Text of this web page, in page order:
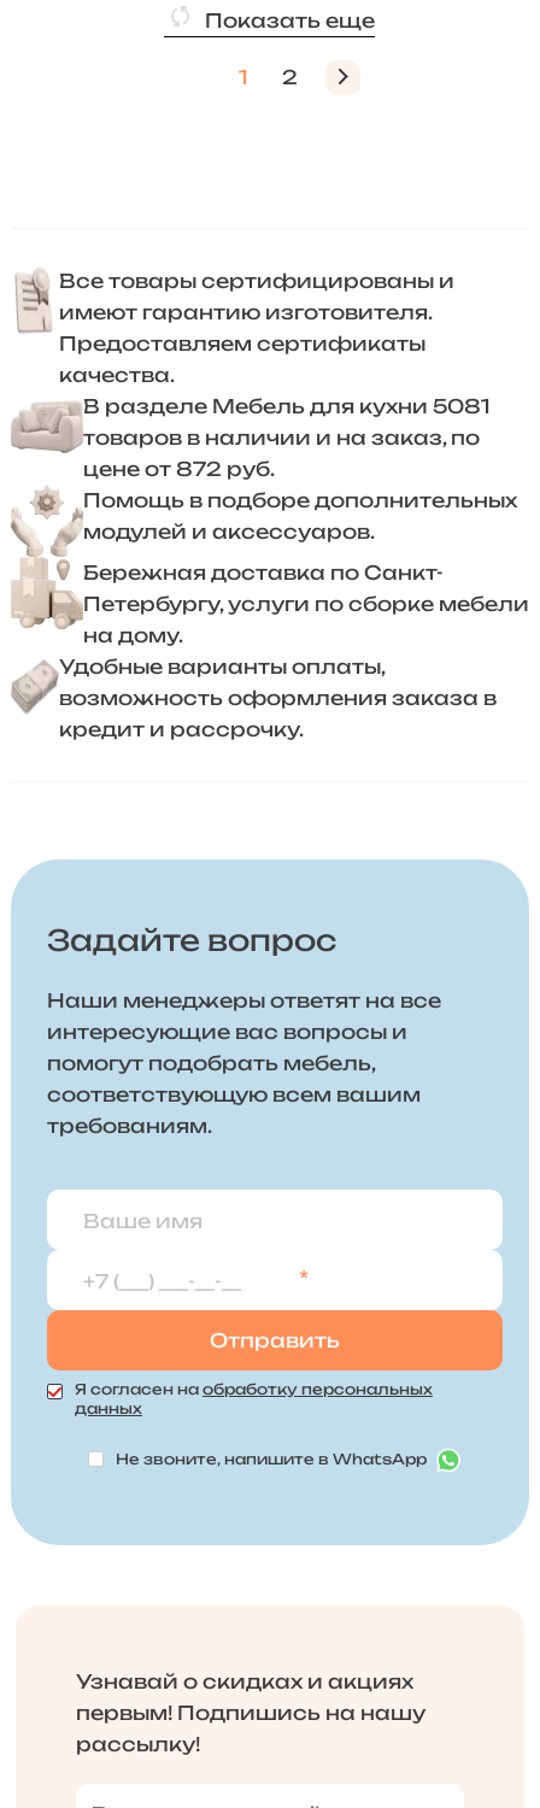
Показать еще
1 2
Все товары сертифицированы и
имеют гарантию изготовителя.
Предоставляем сертификаты
качества.
В разделе Мебель для кухни 5081
товаров в наличии и на заказ, по
цене от 872 руб.
Помощь в подборе дополнительных
модулей и аксессуаров.
Бережная доставка по Санкт-
Петербургу, услуги по сборке мебели
на дому.
Удобные варианты оплаты,
возможность оформления заказа в
кредит и рассрочку.
Задайте вопрос
Наши менеджеры ответят на все
интересующие вас вопросы и
помогут подобрать мебель,
соответствующую всем вашим
требованиям.
*
Я согласен на обработку персональных
данных
Не звоните, напишите в WhatsApp
Узнавай о скидках и акциях
первым! Подпишись на нашу
рассылку!